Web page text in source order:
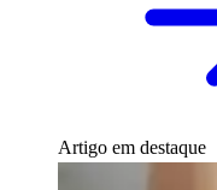
Artigo em destaque